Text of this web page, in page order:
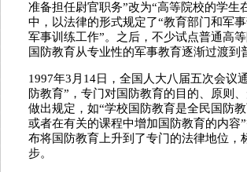
准备担任尉官职务”改为“高等院校的学
中，以法律的形式规定了“教育部门和军
军事训练工作”。之后，不少试点普通高
国防教育从专业性的军事教育逐渐过渡到
1997年3月14日，全国人大八届五次会议
防教育”，专门对国防教育的目的、原则
做出规定，如“学校国防教育是全民国防
或者在有关的课程中增加国防教育的内容
布将国防教育上升到了专门的法律地位
步。